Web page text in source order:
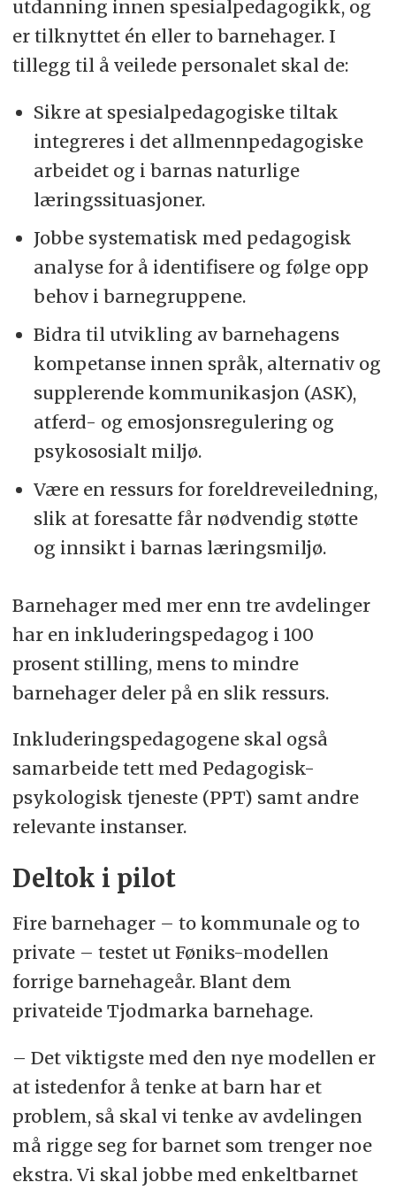
utdanning innen spesialpedagogikk, og
er tilknyttet én eller to barnehager. I
tillegg til å veilede personalet skal de:
Sikre at spesialpedagogiske tiltak
integreres i det allmennpedagogiske
arbeidet og i barnas naturlige
læringssituasjoner.
Jobbe systematisk med pedagogisk
analyse for å identifisere og følge opp
behov i barnegruppene.
Bidra til utvikling av barnehagens
kompetanse innen språk, alternativ og
supplerende kommunikasjon (ASK),
atferd- og emosjonsregulering og
psykososialt miljø.
Være en ressurs for foreldreveiledning,
slik at foresatte får nødvendig støtte
og innsikt i barnas læringsmiljø.
Barnehager med mer enn tre avdelinger
har en inkluderingspedagog i 100
prosent stilling, mens to mindre
barnehager deler på en slik ressurs.
Inkluderingspedagogene skal også
samarbeide tett med Pedagogisk-
psykologisk tjeneste (PPT) samt andre
relevante instanser.
Deltok i pilot
Fire barnehager – to kommunale og to
private – testet ut Føniks-modellen
forrige barnehageår. Blant dem
privateide Tjodmarka barnehage.
– Det viktigste med den nye modellen er
at istedenfor å tenke at barn har et
problem, så skal vi tenke av avdelingen
må rigge seg for barnet som trenger noe
ekstra. Vi skal jobbe med enkeltbarnet